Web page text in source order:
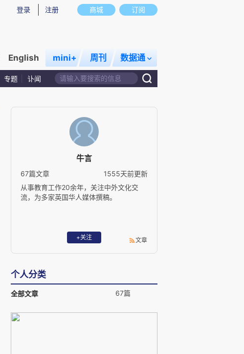
商城 订阅
登录 注册
English mini+ 周刊 数据通
专题 讣闻
牛言
67篇文章
1555天前更新
从事教育工作20余年，关注中外文化交
流，为多家英国华人媒体撰稿。
+关注 文章
个人分类
全部文章 67篇